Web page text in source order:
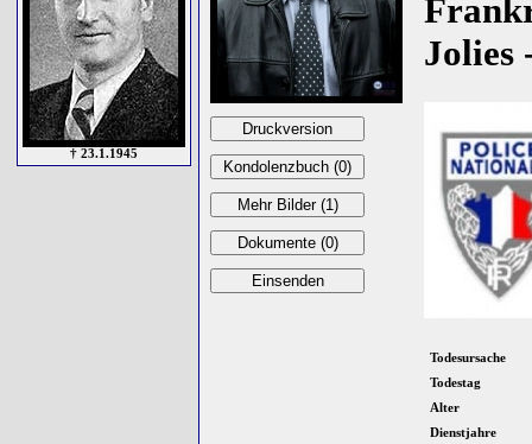
† 23.1.1945
Jolies
Todesursache
Todestag
Alter
Dienstjahre